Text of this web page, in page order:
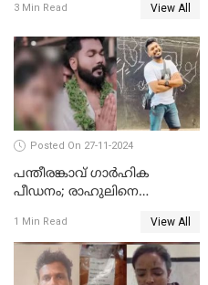
സംഭവിച്ചത്
3 Min Read View All
Posted On 27-11-2024
പന്തീരങ്കാവ് ഗാർഹിക
പീഡനം; രാഹുലിനെ
പൊലീസ് കോടതിയിൽ
അപേക്ഷ നൽകും
1 Min Read View All